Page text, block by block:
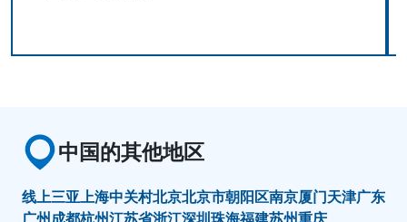
中国的其他地区
线上三亚上海中关村北京北京市朝阳区南京厦门天津广东